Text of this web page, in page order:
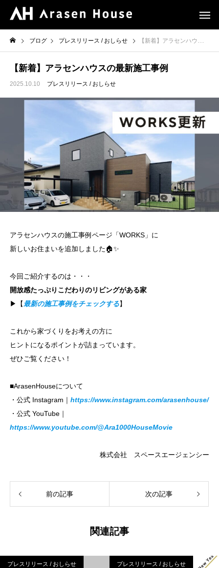
ブログ プレスリリース / おしらせ 【新着】アラセンハウスの最新施工事例
【新着】アラセンハウスの最新施工事例
2025.10.10 プレスリリース / おしらせ
アラセンハウスの施工事例ページ「WORKS」に
新しいお住まいを追加しました🏠✨
今回ご紹介するのは・・・
開放感たっぷりこだわりのリビングがある家
▶︎【最新の施工事例をチェックする】
これから家づくりをお考えの方に
ヒントになるポイントが詰まっています。
ぜひご覧ください！
■ArasenHouseについて
・公式 Instagram｜ https://www.instagram.com/arasenhouse/
・公式 YouTube｜
https://www.youtube.com/@Ara1000HouseMovie
株式会社 スペースエージェンシー
前の記事 次の記事
関連記事
プレスリリース / おしらせ プレスリリース / おしらせ